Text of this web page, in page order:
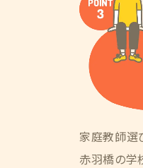
家庭教師選
赤羽橋の学